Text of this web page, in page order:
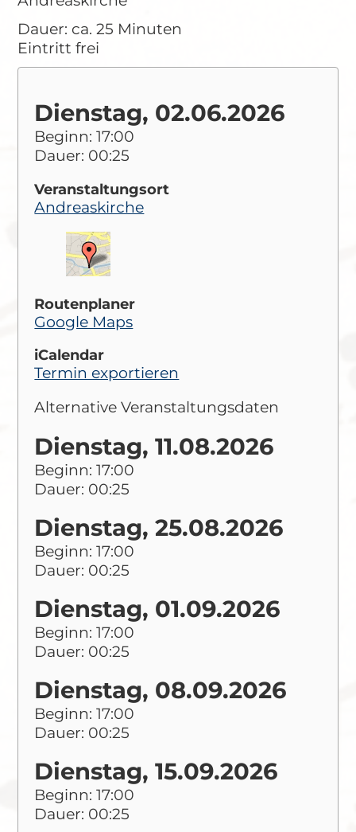
Dauer: ca. 25 Minuten
Eintritt frei
Dienstag, 02.06.2026
Beginn: 17:00
Dauer: 00:25
Veranstaltungsort
Andreaskirche
Routenplaner
Google Maps
iCalendar
Termin exportieren
Alternative Veranstaltungsdaten
Dienstag, 11.08.2026
Beginn: 17:00
Dauer: 00:25
Dienstag, 25.08.2026
Beginn: 17:00
Dauer: 00:25
Dienstag, 01.09.2026
Beginn: 17:00
Dauer: 00:25
Dienstag, 08.09.2026
Beginn: 17:00
Dauer: 00:25
Dienstag, 15.09.2026
Beginn: 17:00
Dauer: 00:25